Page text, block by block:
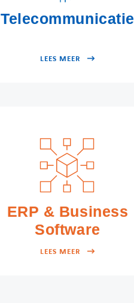
Telecommunicatie
LEES MEER
ERP & Business
Software
LEES MEER